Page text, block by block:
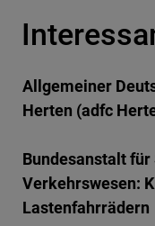
Allgemeiner
Herten (adfc
Bundesanstalt für
Verkehrswesen:
Lastenfahrrädern